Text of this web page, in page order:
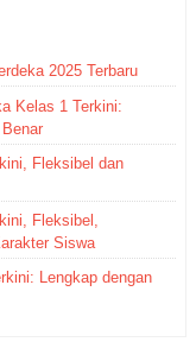
2025 Terbaru
Kelas 1 Terkini:
Fleksibel dan
Fleksibel,
Siswa
Lengkap dengan